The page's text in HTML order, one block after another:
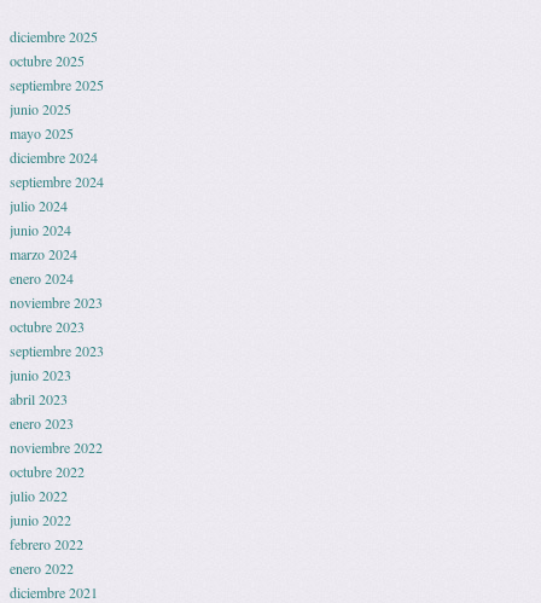
diciembre 2025
octubre 2025
septiembre 2025
junio 2025
mayo 2025
diciembre 2024
septiembre 2024
julio 2024
junio 2024
marzo 2024
enero 2024
noviembre 2023
octubre 2023
septiembre 2023
junio 2023
abril 2023
enero 2023
noviembre 2022
octubre 2022
julio 2022
junio 2022
febrero 2022
enero 2022
diciembre 2021